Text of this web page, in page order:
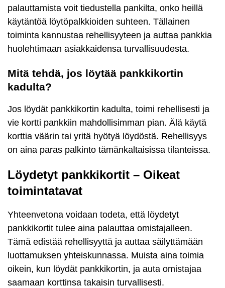
palauttamista voit tiedustella pankilta, onko heillä
käytäntöä löytöpalkkioiden suhteen. Tällainen
toiminta kannustaa rehellisyyteen ja auttaa pankkia
huolehtimaan asiakkaidensa turvallisuudesta.
Mitä tehdä, jos löytää pankkikortin
kadulta?
Jos löydät pankkikortin kadulta, toimi rehellisesti ja
vie kortti pankkiin mahdollisimman pian. Älä käytä
korttia väärin tai yritä hyötyä löydöstä. Rehellisyys
on aina paras palkinto tämänkaltaisissa tilanteissa.
Löydetyt pankkikortit – Oikeat
toimintatavat
Yhteenvetona voidaan todeta, että löydetyt
pankkikortit tulee aina palauttaa omistajalleen.
Tämä edistää rehellisyyttä ja auttaa säilyttämään
luottamuksen yhteiskunnassa. Muista aina toimia
oikein, kun löydät pankkikortin, ja auta omistajaa
saamaan korttinsa takaisin turvallisesti.